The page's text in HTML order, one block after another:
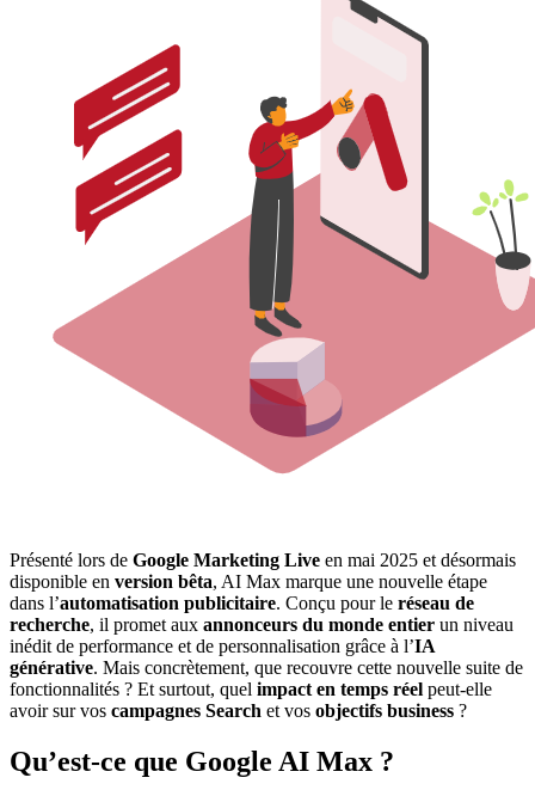
Présenté lors de Google Marketing Live en mai 2025 et désormais
disponible en version bêta, AI Max marque une nouvelle étape
dans l’automatisation publicitaire. Conçu pour le réseau de
recherche, il promet aux annonceurs du monde entier un niveau
inédit de performance et de personnalisation grâce à l’IA
générative. Mais concrètement, que recouvre cette nouvelle suite de
fonctionnalités ? Et surtout, quel impact en temps réel peut-elle
avoir sur vos campagnes Search et vos objectifs business ?
Qu’est-ce que Google AI Max ?